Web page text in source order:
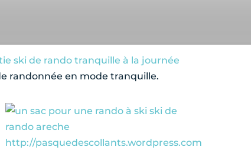
ski de rando tranquille à la journée
randonnée en mode tranquille.